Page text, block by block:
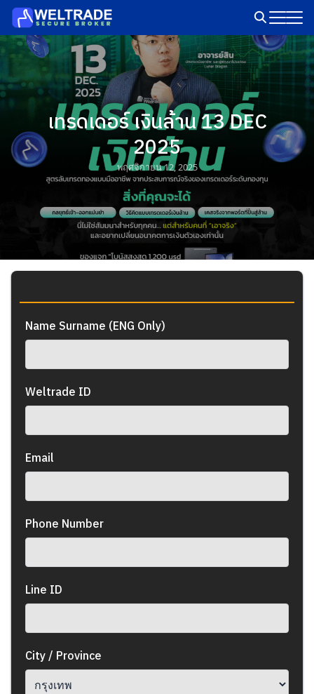
Skip
content
Search
for:
เทรดเดอร์ เงินล้าน 13 DEC
2025
พฤศจิกายน 12, 2025
Name Surname (ENG Only)
Weltrade ID
Email
Phone Number
Line ID
City / Province